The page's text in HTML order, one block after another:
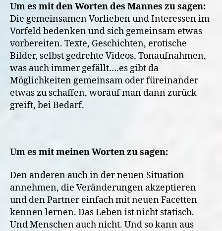
Um es mit den Worten des Mannes zu sagen:
Die gemeinsamen Vorlieben und Interessen im
Vorfeld bedenken und sich gemeinsam etwas
vorbereiten. Texte, Geschichten, erotische
Bilder, selbst gedrehte Videos, Tonaufnahmen,
was auch immer gefällt….es gibt da
Möglichkeiten gemeinsam oder füreinander
etwas zu schaffen, worauf man dann zurück
greift, bei Bedarf.
Um es mit meinen Worten zu sagen:
Den anderen auch in der neuen Situation
annehmen, die Veränderungen akzeptieren
und den Partner einfach mit neuen Facetten
kennen lernen. Das Leben ist nicht statisch.
Und Menschen auch nicht. Und so kann aus